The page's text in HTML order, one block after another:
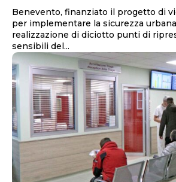
Benevento, finanziato il progetto di
per implementare la sicurezza urbana In programma la
realizzazione di diciotto punti di
sensibili del...